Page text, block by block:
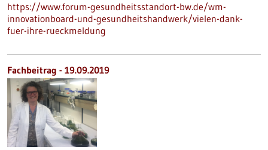
https://www.forum-gesundheitsstandort-bw.de/wm-
innovationboard-und-gesundheitshandwerk/vielen-dank-
fuer-ihre-rueckmeldung
Fachbeitrag - 19.09.2019